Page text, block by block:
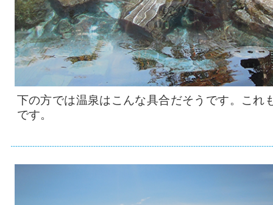
下の方では温泉はこんな具合だそうです。これ
です。